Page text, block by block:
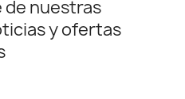
de nuestras
y ofertas